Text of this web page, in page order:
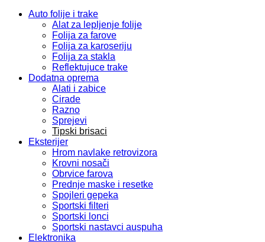
Auto folije i trake
Alat za lepljenje folije
Folija za farove
Folija za karoseriju
Folija za stakla
Reflektujuce trake
Dodatna oprema
Alati i zabice
Cirade
Razno
Sprejevi
Tipski brisaci
Eksterijer
Hrom navlake retrovizora
Krovni nosači
Obrvice farova
Prednje maske i resetke
Spojleri gepeka
Sportski filteri
Sportski lonci
Sportski nastavci auspuha
Elektronika